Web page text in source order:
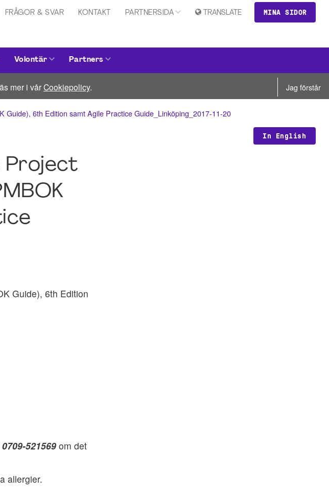
MINA SIDOR
TRANSLATE
FRÅGOR & SVAR KONTAKT PARTNERSIDA
Volontär Partners
mer i vårCookiepolicy. Jag förstår
6th Edition samt Agile Practice Guide_Linköping_2017-11-20
In English
Project
Guide), 6th Edition
0709-521569 om det
allergier.